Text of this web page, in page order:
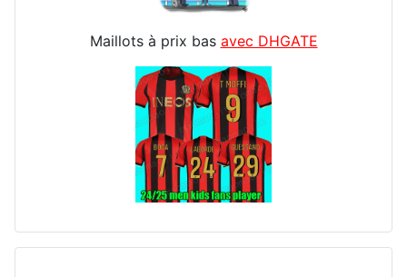
Maillots à prix bas avec DHGATE